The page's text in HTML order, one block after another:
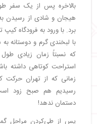
بالاخره پس از یک سفر
هیجان و شادی از رسیدن
برد. با ورود به فرودگاه کیپ
با لبخندی گرم و دوستانه
که نسبتاً زمان زیادی
استراحت کوتاهی داشته
زمانی که از تهران حرکت
رسیدیم هم صبح زود
دستمان ندهد!